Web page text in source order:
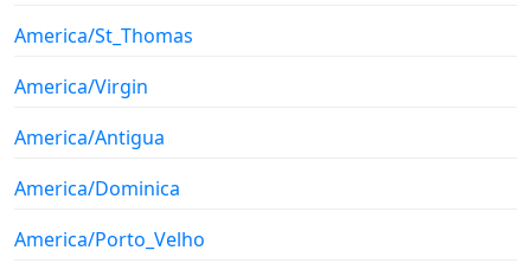
America/St_Thomas
America/Virgin
America/Antigua
America/Dominica
America/Porto_Velho